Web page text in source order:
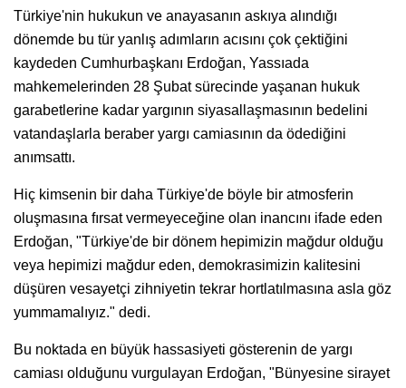
Türkiye'nin hukukun ve anayasanın askıya alındığı
dönemde bu tür yanlış adımların acısını çok çektiğini
kaydeden Cumhurbaşkanı Erdoğan, Yassıada
mahkemelerinden 28 Şubat sürecinde yaşanan hukuk
garabetlerine kadar yargının siyasallaşmasının bedelini
vatandaşlarla beraber yargı camiasının da ödediğini
anımsattı.
Hiç kimsenin bir daha Türkiye'de böyle bir atmosferin
oluşmasına fırsat vermeyeceğine olan inancını ifade eden
Erdoğan, "Türkiye'de bir dönem hepimizin mağdur olduğu
veya hepimizi mağdur eden, demokrasimizin kalitesini
düşüren vesayetçi zihniyetin tekrar hortlatılmasına asla göz
yummamalıyız." dedi.
Bu noktada en büyük hassasiyeti gösterenin de yargı
camiası olduğunu vurgulayan Erdoğan, "Bünyesine sirayet